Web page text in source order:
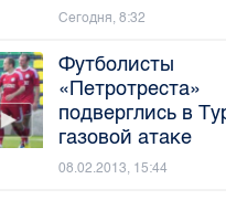
Сегодня, 8:32
Футболисты
«Петротреста»
подверглись в
газовой атаке
08.02.2013, 15:44